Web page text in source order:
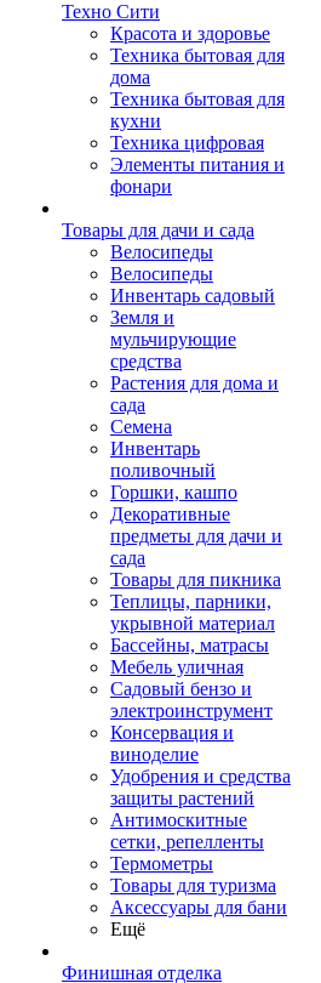
Техно Сити
Красота и здоровье
Техника бытовая для
дома
Техника бытовая для
кухни
Техника цифровая
Элементы питания и
фонари
Товары для дачи и сада
Велосипеды
Велосипеды
Инвентарь садовый
Земля и
мульчирующие
средства
Растения для дома и
сада
Семена
Инвентарь
поливочный
Горшки, кашпо
Декоративные
предметы для дачи и
сада
Товары для пикника
Теплицы, парники,
укрывной материал
Бассейны, матрасы
Мебель уличная
Садовый бензо и
электроинструмент
Консервация и
виноделие
Удобрения и средства
защиты растений
Антимоскитные
сетки, репелленты
Термометры
Товары для туризма
Аксессуары для бани
Ещё
Финишная отделка